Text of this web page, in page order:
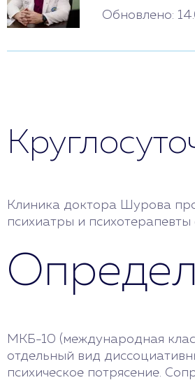
Обновлено:
Клиника доктора Шурова
психиатры и
МКБ-10 (международная
отдельный вид
психическое потрясение.